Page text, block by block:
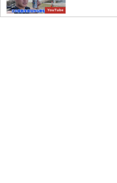
YouTube